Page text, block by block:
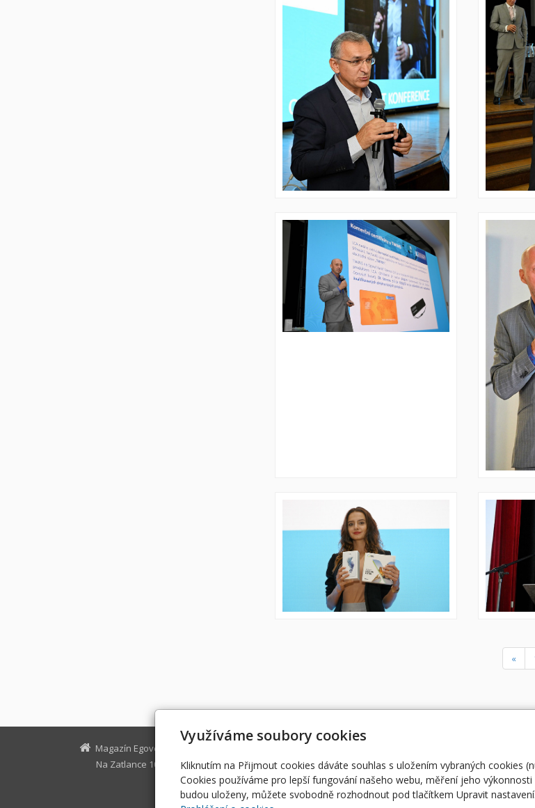
«
Magazín Egovernment
Na Zatlance 10, Praha 5
egovernment@egovernment.cz
STUDIO
JIHLAVA
eOSOBNOST
Využíváme soubory cookies
Kliknutím na Přijmout cookies dáváte souhlas s uložením vybraných cookies
Cookies používáme pro lepší fungování našeho webu, měření jeho
budou uloženy, můžete svobodně rozhodnout pod tlačítkem Upravit nastavení.